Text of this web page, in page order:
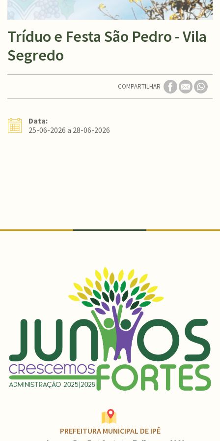
Tríduo e Festa São Pedro - Vila
Segredo
COMPARTILHAR
Data:
25-06-2026 a 28-06-2026
PREFEITURA MUNICIPAL DE IPÊ